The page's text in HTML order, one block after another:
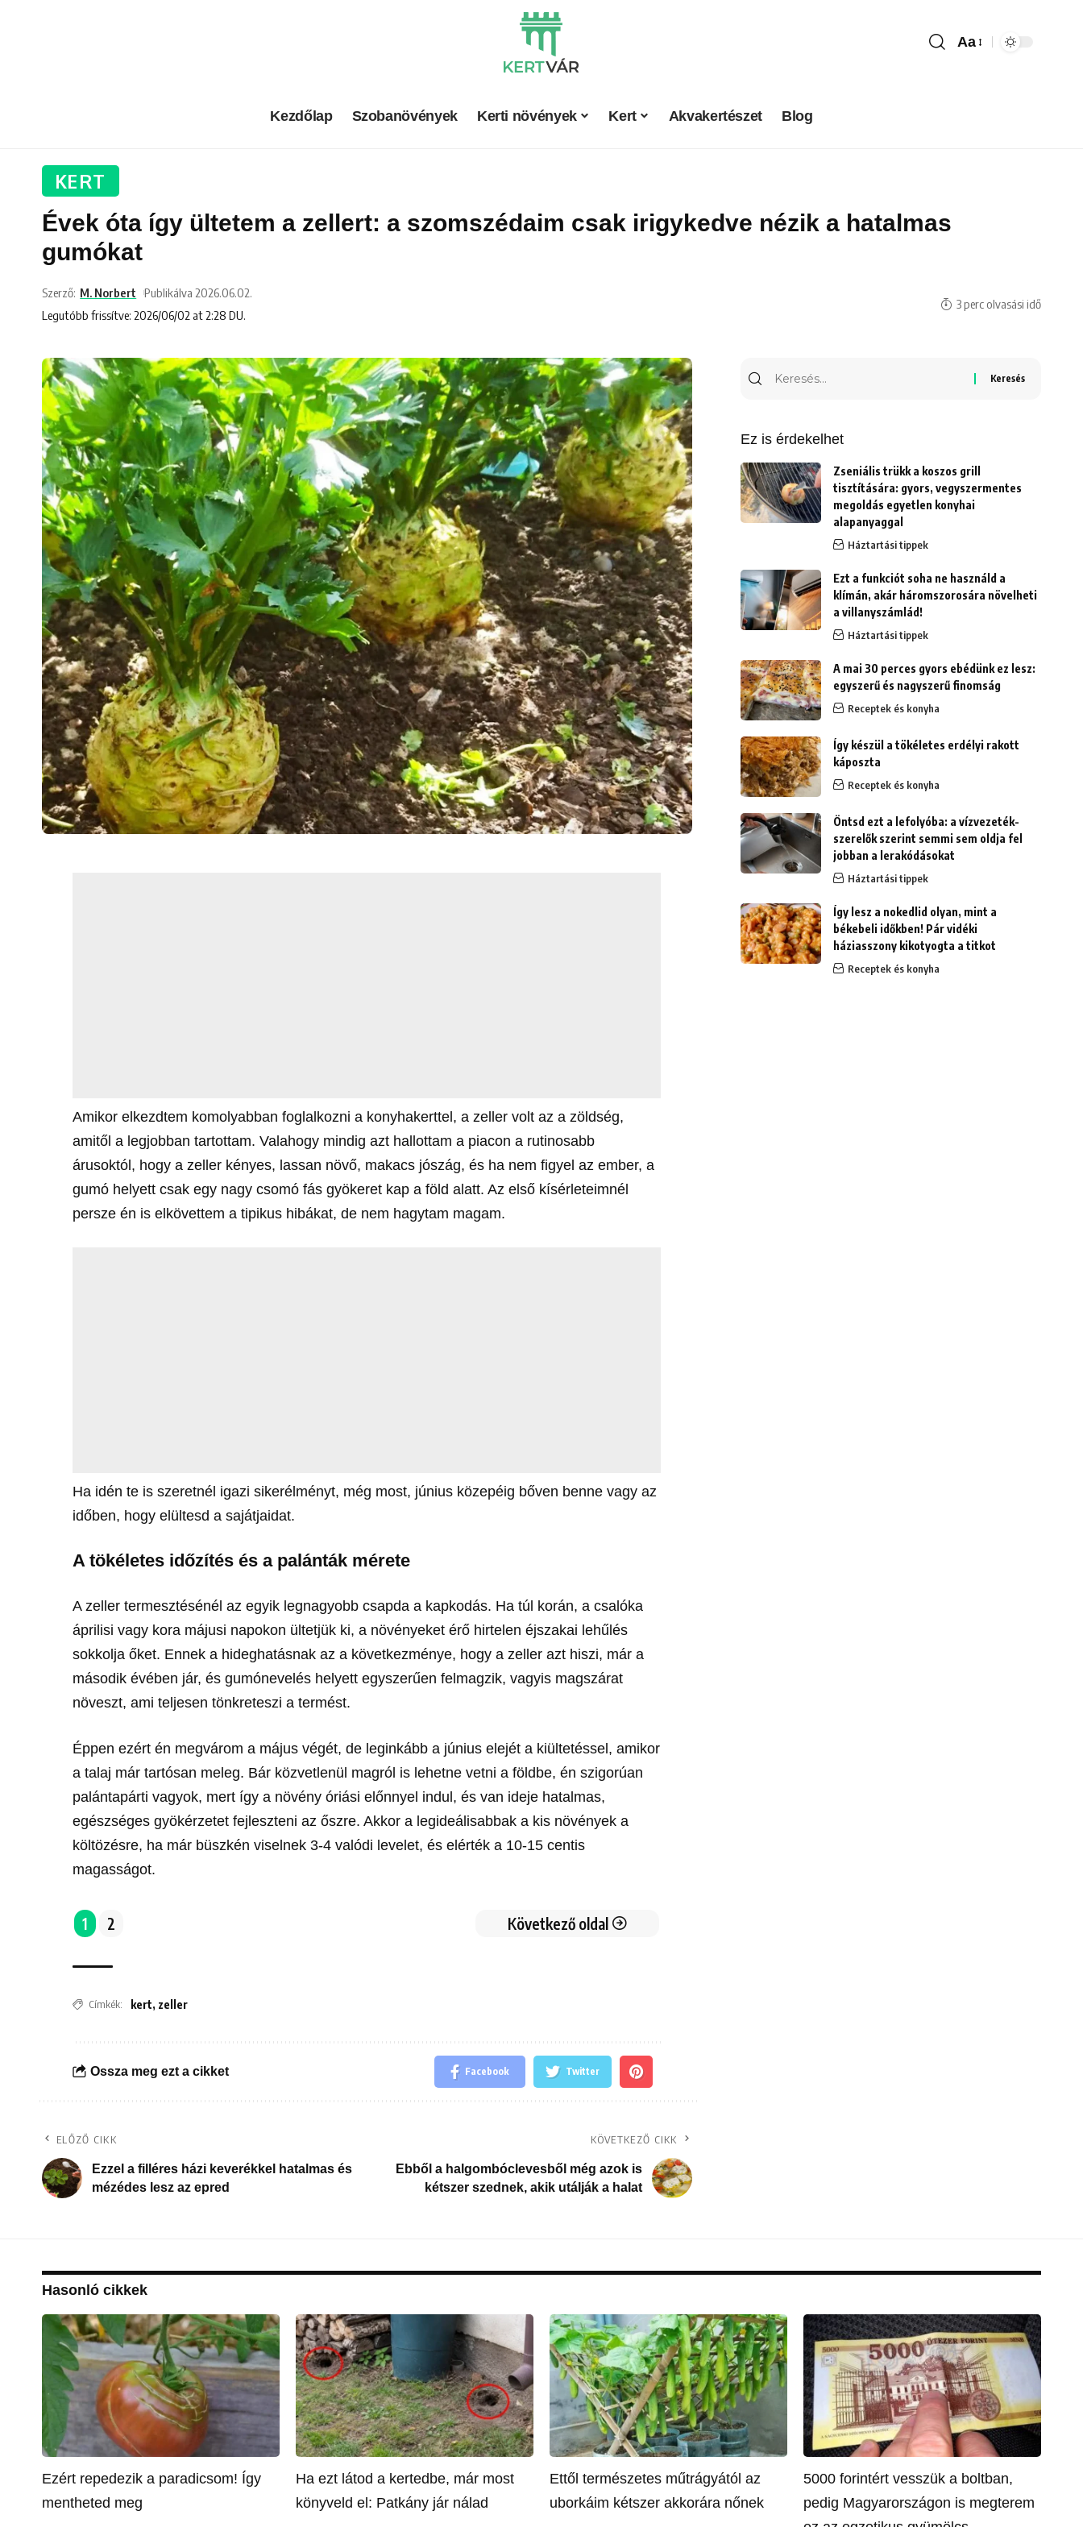
Aa
Kezdőlap Szobanövények Kerti növények Kert Akvakertészet Blog
KERT
Évek óta így ültetem a zellert: a szomszédaim csak irigykedve nézik a hatalmas
gumókat
Legutóbb frissítve: 2026/06/02 at 2:28 DU.
Szerző: M. Norbert Publikálva 2026.06.02.
3 perc olvasási idő
Amikor elkezdtem komolyabban foglalkozni a konyhakerttel, a zeller volt az a zöldség,
amitől a legjobban tartottam. Valahogy mindig azt hallottam a piacon a rutinosabb
árusoktól, hogy a zeller kényes, lassan növő, makacs jószág, és ha nem figyel az ember, a
gumó helyett csak egy nagy csomó fás gyökeret kap a föld alatt. Az első kísérleteimnél
persze én is elkövettem a tipikus hibákat, de nem hagytam magam.
Ha idén te is szeretnél igazi sikerélményt, még most, június közepéig bőven benne vagy az
időben, hogy elültesd a sajátjaidat.
A tökéletes időzítés és a palánták mérete
A zeller termesztésénél az egyik legnagyobb csapda a kapkodás. Ha túl korán, a csalóka
áprilisi vagy kora májusi napokon ültetjük ki, a növényeket érő hirtelen éjszakai lehűlés
sokkolja őket. Ennek a hideghatásnak az a következménye, hogy a zeller azt hiszi, már a
második évében jár, és gumónevelés helyett egyszerűen felmagzik, vagyis magszárat
növeszt, ami teljesen tönkreteszi a termést.
Éppen ezért én megvárom a május végét, de leginkább a június elejét a kiültetéssel, amikor
a talaj már tartósan meleg. Bár közvetlenül magról is lehetne vetni a földbe, én szigorúan
palántapárti vagyok, mert így a növény óriási előnnyel indul, és van ideje hatalmas,
egészséges gyökérzetet fejleszteni az őszre. Akkor a legideálisabbak a kis növények a
költözésre, ha már büszkén viselnek 3-4 valódi levelet, és elérték a 10-15 centis
magasságot.
1 2 Következő oldal
Címkék: kert, zeller
Ossza meg ezt a cikket Facebook Twitter
ELŐZŐ CIKK
Ezzel a filléres házi keverékkel hatalmas és
mézédes lesz az epred
KÖVETKEZŐ CIKK
Ebből a halgombóclevesből még azok is
kétszer szednek, akik utálják a halat
Ez is érdekelhet
Zseniális trükk a koszos grill
tisztítására: gyors, vegyszermentes
megoldás egyetlen konyhai
alapanyaggal
Háztartási tippek
Ezt a funkciót soha ne használd a
klímán, akár háromszorosára növelheti
a villanyszámlád!
Háztartási tippek
A mai 30 perces gyors ebédünk ez lesz:
egyszerű és nagyszerű finomság
Receptek és konyha
Így készül a tökéletes erdélyi rakott
káposzta
Receptek és konyha
Öntsd ezt a lefolyóba: a vízvezeték-
szerelők szerint semmi sem oldja fel
jobban a lerakódásokat
Háztartási tippek
Így lesz a nokedlid olyan, mint a
békebeli időkben! Pár vidéki
háziasszony kikotyogta a titkot
Receptek és konyha
Hasonló cikkek
Ezért repedezik a paradicsom! Így
mentheted meg
Ha ezt látod a kertedbe, már most
könyveld el: Patkány jár nálad
Ettől természetes műtrágyától az
uborkáim kétszer akkorára nőnek
5000 forintért vesszük a boltban,
pedig Magyarországon is megterem